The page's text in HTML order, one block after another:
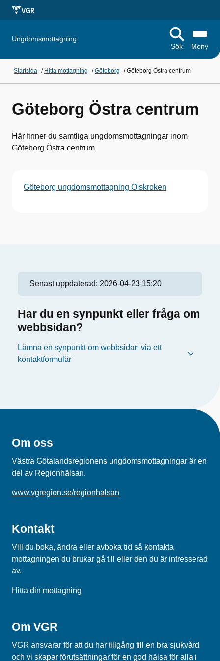
Ungdomsmottagning
Sök
Meny
Startsida / Hitta mottagning /Göteborg /Göteborg Östra centrum
Göteborg Östra centrum
Här finner du samtliga ungdomsmottagningar inom
Göteborg Östra centrum.
Göteborg ungdomsmottagning Olskroken
Senast uppdaterad: 2026-04-23 15:20
Har du en synpunkt eller fråga om
webbsidan?
Lämna en synpunkt om webbsidan via ett
kontaktformulär
Om oss
Västra Götalandsregionens ungdomsmottagningar är en
del av Regionhälsan.
www.vgregion.se/regionhalsan
Kontakt
Vill du boka, ändra eller avboka tid så kontakta
mottagningen du brukar gå till eller den du är intresserad
av.
Hitta din mottagning
Om VGR
VGR ansvarar för att du har tillgång till en bra sjukvård
och vi skapar förutsättningar för en god hälsa för alla i